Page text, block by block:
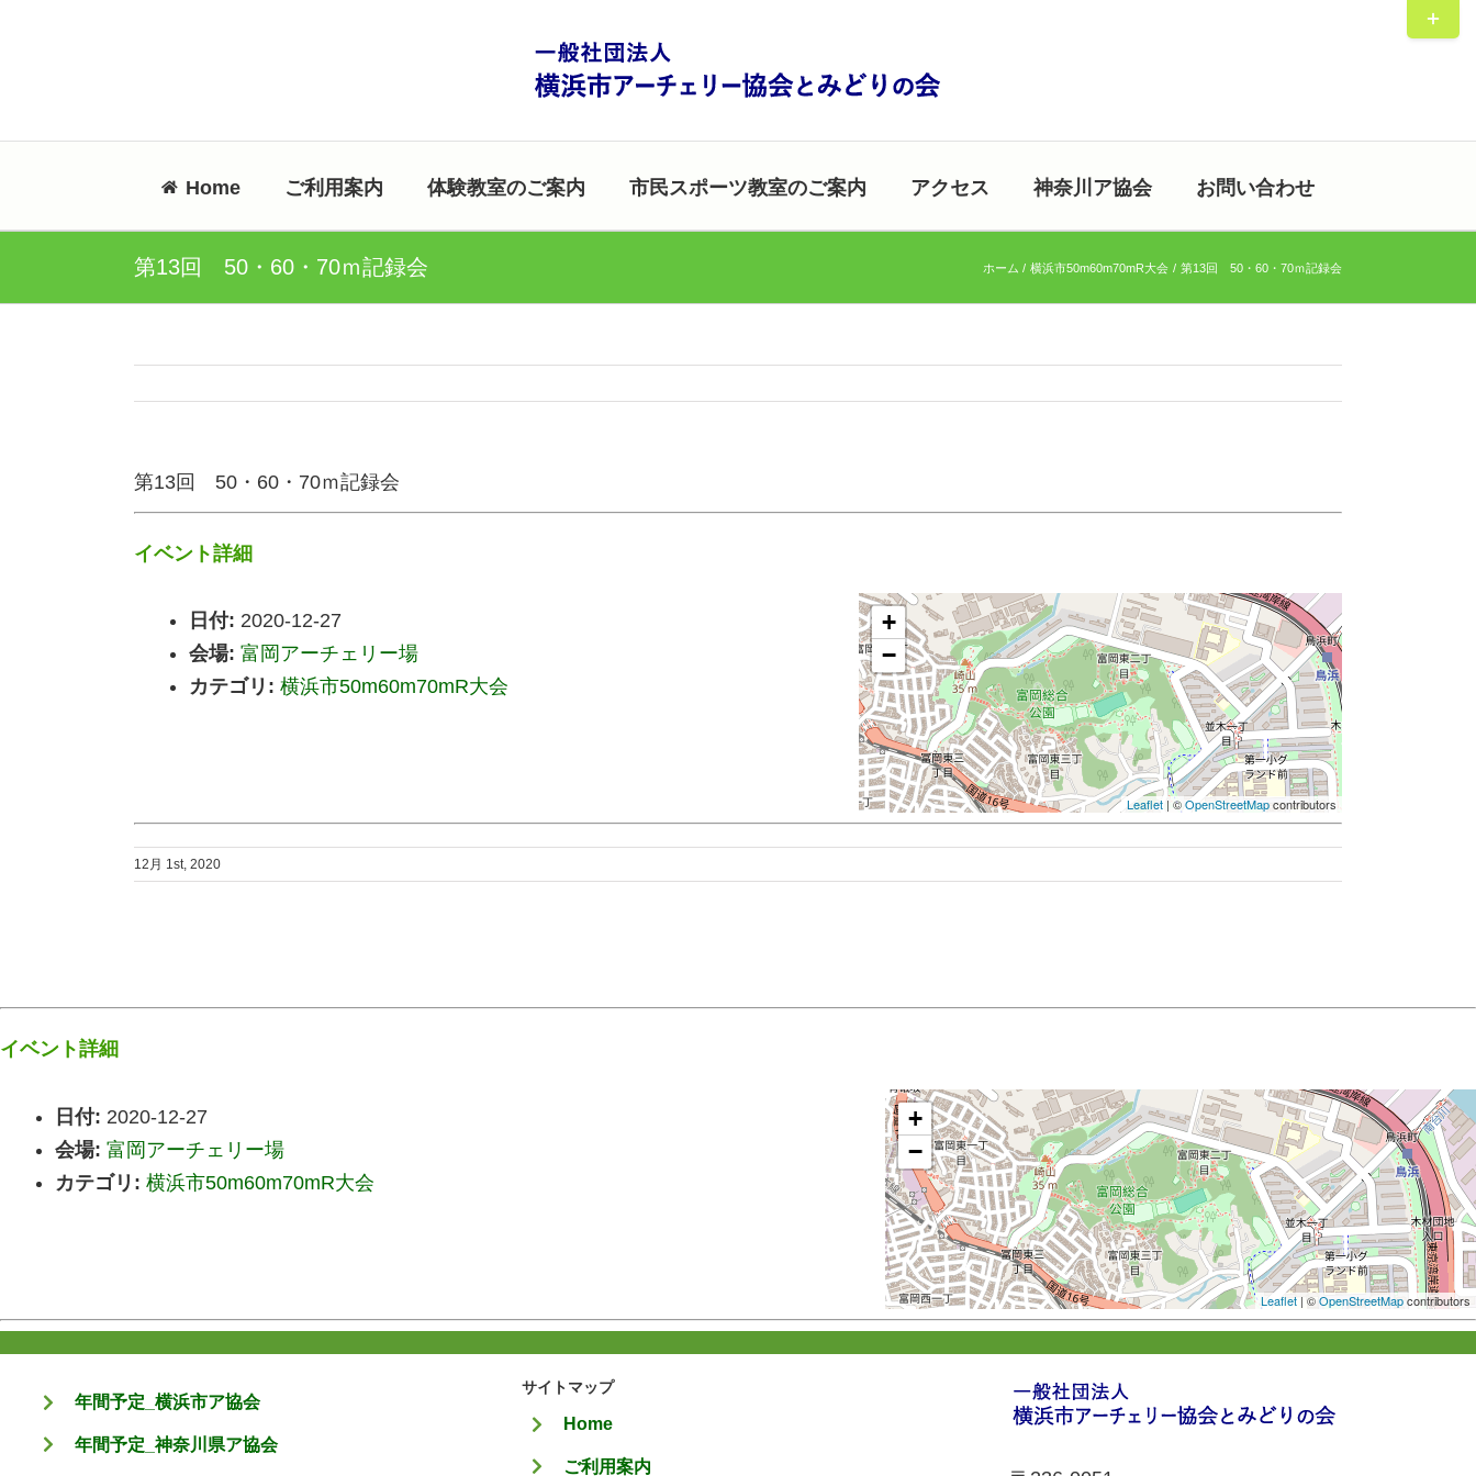
Home ご利用案内 体験教室のご案内 市民スポーツ教室のご案内 アクセス 神奈川ア協会 お問い合わせ
第13回 50・60・70ｍ記録会 ホーム 横浜市50m60m70mR大会 第13回 50・60・70ｍ記録会
第13回 50・60・70ｍ記録会
イベント詳細
日付: 2020-12-27
会場: 富岡アーチェリー場
カテゴリ: 横浜市50m60m70mR大会
+
−
Leaflet | ©OpenStreetMapcontributors
12月 1st, 2020
イベント詳細
日付: 2020-12-27
会場: 富岡アーチェリー場
カテゴリ: 横浜市50m60m70mR大会
+
−
Leaflet | ©OpenStreetMapcontributors
年間予定_横浜市ア協会
年間予定_神奈川県ア協会
サイトマップ
Home
ご利用案内
Toggle